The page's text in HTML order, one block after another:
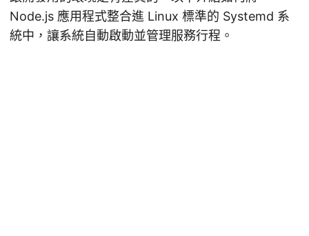
Node.js 應用程式整合進 Linux 標準的 Systemd 系
統中，讓系統自動啟動並管理服務行程。